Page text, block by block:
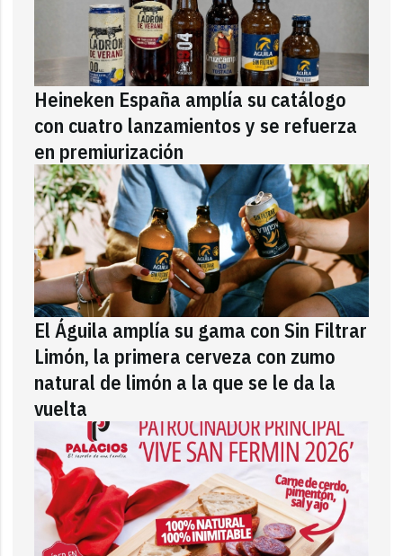
Heineken España amplía su catálogo
con cuatro lanzamientos y se refuerza
en premiurización
El Águila amplía su gama con Sin Filtrar
Limón, la primera cerveza con zumo
natural de limón a la que se le da la
vuelta